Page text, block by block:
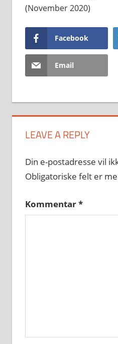
(November 2020)
Facebook
Email
LEAVE A REPLY
Din e-postadresse vil
Obligatoriske felt er
Kommentar*